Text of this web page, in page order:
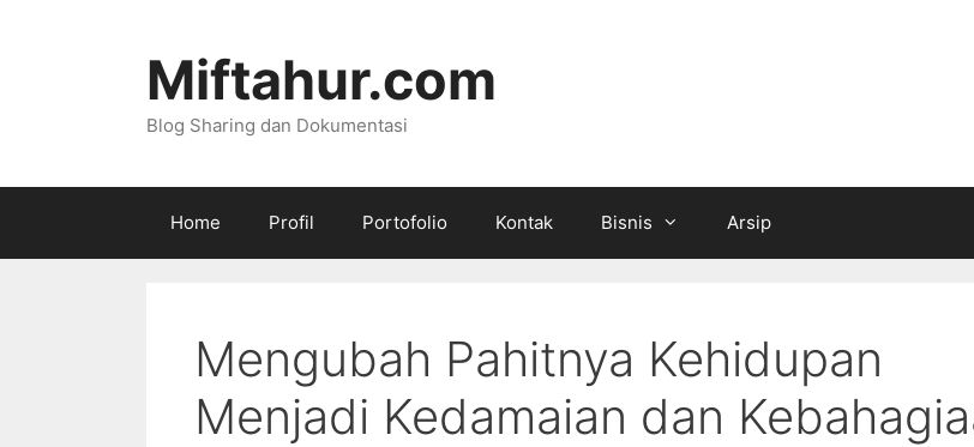
Miftahur.com
Blog Sharing dan Dokumentasi
Home Profil Portofolio Kontak Bisnis Arsip
Mengubah Pahitnya Kehidupan
Menjadi Kedamaian dan